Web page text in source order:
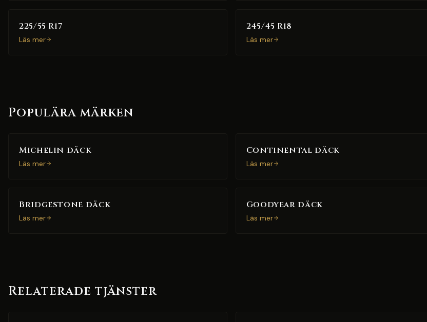
225/55 R17
Läs mer
245/45 R18
Läs mer
Populära märken
Michelin däck
Läs mer
Continental däck
Läs mer
Bridgestone däck
Läs mer
Goodyear däck
Läs mer
Relaterade tjänster